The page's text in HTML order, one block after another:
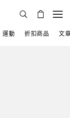
運動 折扣商品 文